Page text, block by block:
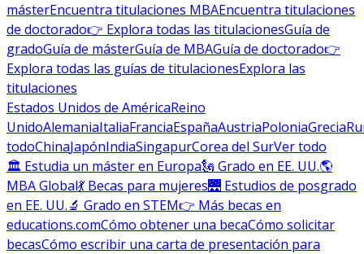
másterEncuentra titulaciones MBAEncuentra titulaciones
de doctorado👉 Explora todas las titulacionesGuía de
gradoGuía de másterGuía de MBAGuía de doctorado👉
Explora todas las guías de titulacionesExplora las
titulaciones
Estados Unidos de AméricaReino
UnidoAlemaniaItaliaFranciaEspañaAustriaPoloniaGrecia
todoChinaJapónIndiaSingapurCorea del SurVer todo
🏛 Estudia un máster en Europa🗽 Grado en EE. UU.🌎
MBA Global💃 Becas para mujeres🌉 Estudios de posgrado
en EE. UU.🔬 Grado en STEM👉 Más becas en
educations.comCómo obtener una becaCómo solicitar
becasCómo escribir una carta de presentación para